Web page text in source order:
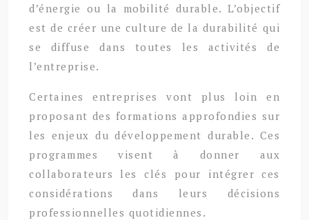
d’énergie ou la mobilité durable. L’objectif
est de créer une culture de la durabilité qui
se diffuse dans toutes les activités de
l’entreprise.
Certaines entreprises vont plus loin en
proposant des formations approfondies sur
les enjeux du développement durable. Ces
programmes visent à donner aux
collaborateurs les clés pour intégrer ces
considérations dans leurs décisions
professionnelles quotidiennes.